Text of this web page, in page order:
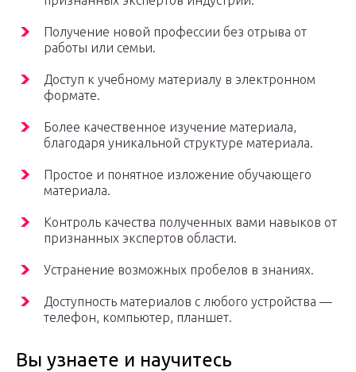
Получение новой профессии без отрыва от
работы или семьи.
Доступ к учебному материалу в электронном
формате.
Более качественное изучение материала,
благодаря уникальной структуре материала.
Простое и понятное изложение обучающего
материала.
Контроль качества полученных вами навыков от
признанных экспертов области.
Устранение возможных пробелов в знаниях.
Доступность материалов с любого устройства —
телефон, компьютер, планшет.
Вы узнаете и научитесь